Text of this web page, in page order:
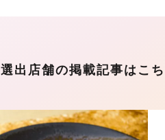
選出店舗の掲載記事はこち